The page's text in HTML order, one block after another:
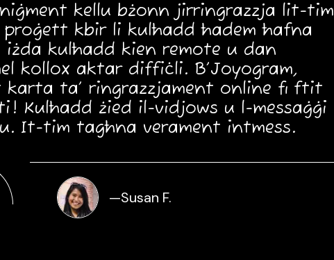
kellu bżonn jirringrazzja lit-tim
proġett kbir li kulħadd ħadem ħafna
iżda kulħadd kien remote u dan
kollox aktar diffiċli. B’Joyogram,
karta ta’ ringrazzjament online fi ftit
Kulħadd żied il-vidjows u l-messaġġi
It-tim tagħna verament intmess.
—Susan F.